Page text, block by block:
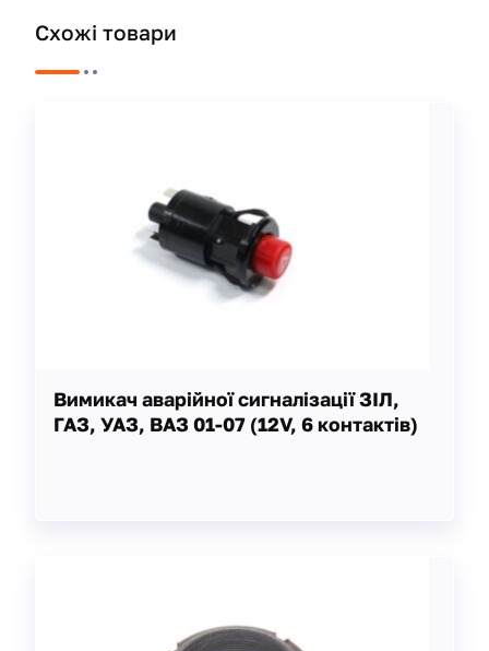
Схожі товари
Вимикач аварійної сигналізації ЗІЛ,
ГАЗ, УАЗ, ВАЗ 01-07 (12V, 6 контактів)